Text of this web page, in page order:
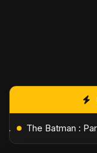
L'Âge de Glace : Le Réveil du Volcan – Manny, Sid et Diego de retour pour une aventure explosive